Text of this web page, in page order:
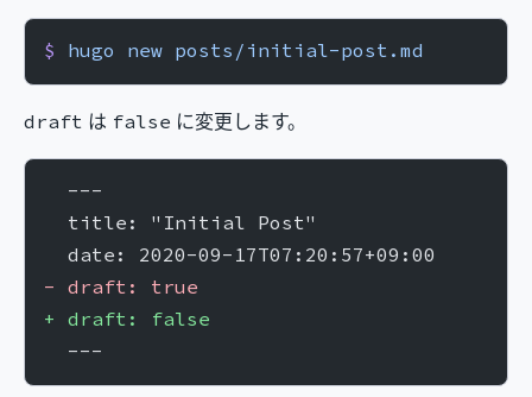
$ hugo new posts/initial-post.md
draft は false に変更します。
  ---
  title: "Initial Post"
  date: 2020-09-17T07:20:57+09:00
- draft: true
+ draft: false
  ---